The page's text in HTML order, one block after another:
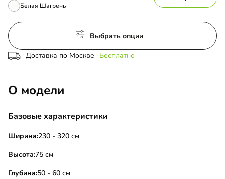
Белая Шагрень
Выбрать опции
Доставка по Москве Бесплатно
О модели
Базовые характеристики
Ширина:230 - 320 см
Высота:75 см
Глубина:50 - 60 см